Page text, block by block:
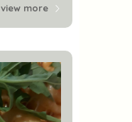
view more